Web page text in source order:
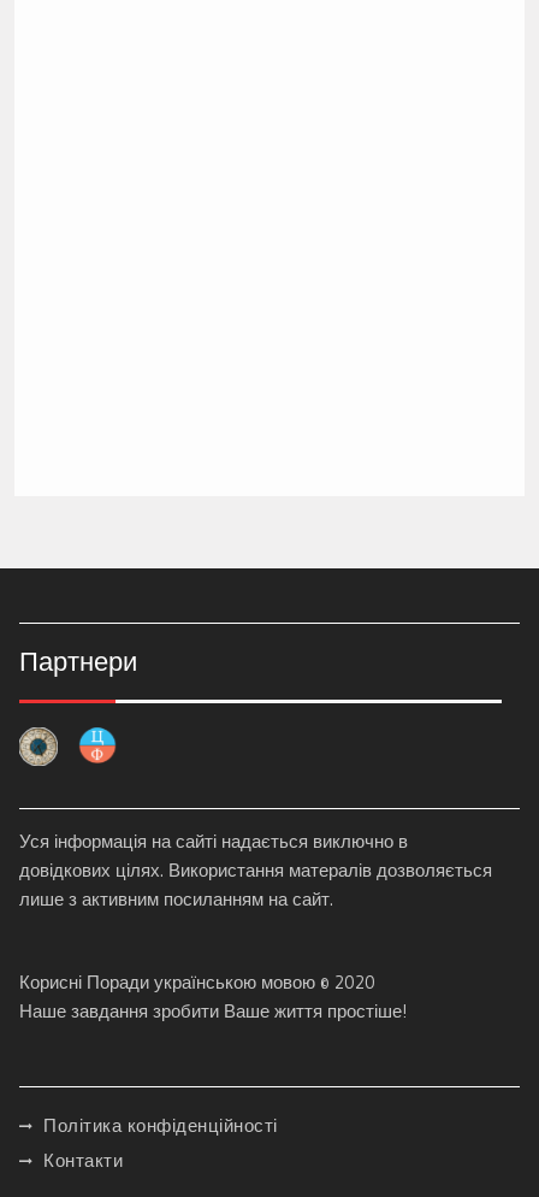
Партнери
Уся інформація на сайті надається виключно в
довідкових цілях. Використання матералів дозволяється
лише з активним посиланням на сайт.
Корисні Поради українською мовою © 2020
Наше завдання зробити Ваше життя простіше!
Політика конфіденційності
Контакти